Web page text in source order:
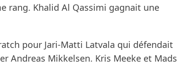
rang. Khalid Al Qassimi gagnait une
pour Jari-Matti Latvala qui défendait
Andreas Mikkelsen. Kris Meeke et Mads